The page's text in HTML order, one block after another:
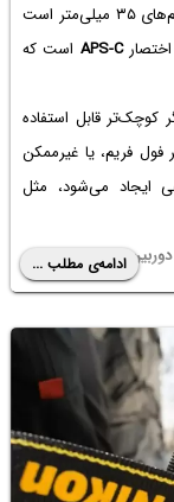
یا ۳۵ میلی‌متری که تقریباً هم‌اندازه‌ی حسگر فیلم‌های ۳۵ میلی‌متر است
اختصارAPS-C است که
قابل استفاده
فریم، یا غیرممکن
ایجاد می‌شود، مثل
دوربین فول فریمنباشد،
و غیرمنطقی است یا
ادامه‌ی مطلب ...